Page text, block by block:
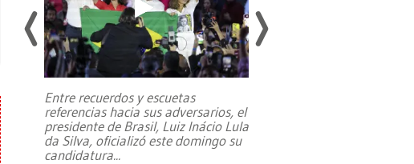
Entre recuerdos y escuetas
referencias hacia sus adversarios, el
presidente de Brasil, Luiz Inácio Lula
da Silva, oficializó este domingo su
candidatura...